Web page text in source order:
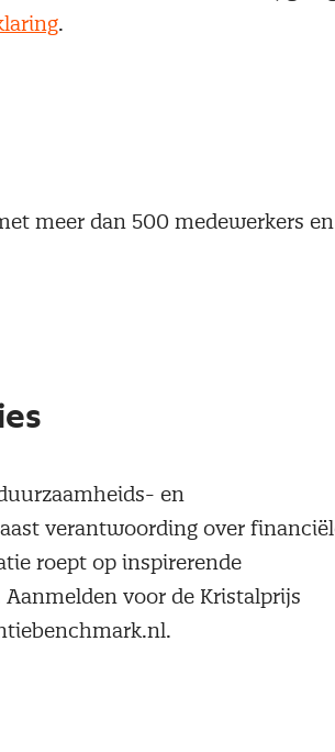
van maatschappelijk verantwoord
grote bedrijven vanaf 2018
meer dan 500 medewerkers en
en
verantwoording over
roept op inspirerende
voor de Kristalprijs
.